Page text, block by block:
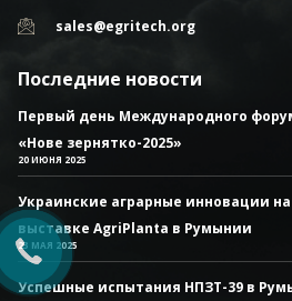
sales@egritech.org
Последние новости
Первый день Международного
«Нове зернятко-2025»
20 ИЮНЯ 2025
Украинские аграрные инновации
выставке AgriPlanta в Румынии
23 МАЯ 2025
Успешные испытания НПЗТ-39 в